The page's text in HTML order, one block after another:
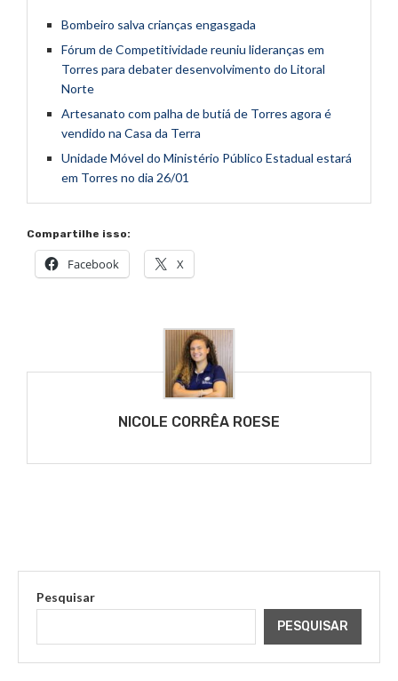
Bombeiro salva crianças engasgada
Fórum de Competitividade reuniu lideranças em
Torres para debater desenvolvimento do Litoral
Norte
Artesanato com palha de butiá de Torres agora é
vendido na Casa da Terra
Unidade Móvel do Ministério Público Estadual estará
em Torres no dia 26/01
Compartilhe isso:
Facebook X
NICOLE CORRÊA ROESE
Pesquisar
PESQUISAR